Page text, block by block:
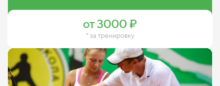
от 3000 ₽
* за тренировку